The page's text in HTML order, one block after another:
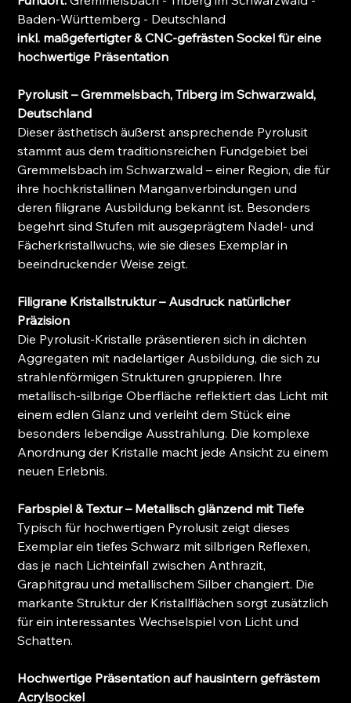
Baden-Württemberg - Deutschland
inkl. maßgefertigter & CNC-gefrästen Sockel für eine
hochwertige Präsentation
Pyrolusit – Gremmelsbach, Triberg im Schwarzwald,
Deutschland
Dieser ästhetisch äußerst ansprechende Pyrolusit
stammt aus dem traditionsreichen Fundgebiet bei
Gremmelsbach im Schwarzwald – einer Region, die für
ihre hochkristallinen Manganverbindungen und
deren filigrane Ausbildung bekannt ist. Besonders
begehrt sind Stufen mit ausgeprägtem Nadel- und
Fächerkristallwuchs, wie sie dieses Exemplar in
beeindruckender Weise zeigt.
Filigrane Kristallstruktur – Ausdruck natürlicher
Präzision
Die Pyrolusit-Kristalle präsentieren sich in dichten
Aggregaten mit nadelartiger Ausbildung, die sich zu
strahlenförmigen Strukturen gruppieren. Ihre
metallisch-silbrige Oberfläche reflektiert das Licht mit
einem edlen Glanz und verleiht dem Stück eine
besonders lebendige Ausstrahlung. Die komplexe
Anordnung der Kristalle macht jede Ansicht zu einem
neuen Erlebnis.
Farbspiel & Textur – Metallisch glänzend mit Tiefe
Typisch für hochwertigen Pyrolusit zeigt dieses
Exemplar ein tiefes Schwarz mit silbrigen Reflexen,
das je nach Lichteinfall zwischen Anthrazit,
Graphitgrau und metallischem Silber changiert. Die
markante Struktur der Kristallflächen sorgt zusätzlich
für ein interessantes Wechselspiel von Licht und
Schatten.
Hochwertige Präsentation auf hausintern gefrästem
Acrylsockel